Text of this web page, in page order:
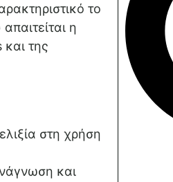
το
η
της
στη χρήση
και